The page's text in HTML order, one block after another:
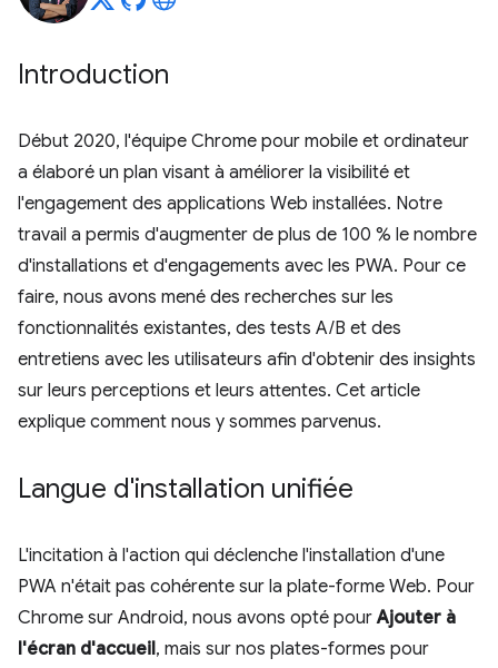
Introduction
Début 2020, l'équipe Chrome pour mobile et ordinateur
a élaboré un plan visant à améliorer la visibilité et
l'engagement des applications Web installées. Notre
travail a permis d'augmenter de plus de 100 % le nombre
d'installations et d'engagements avec les PWA. Pour ce
faire, nous avons mené des recherches sur les
fonctionnalités existantes, des tests A/B et des
entretiens avec les utilisateurs afin d'obtenir des insights
sur leurs perceptions et leurs attentes. Cet article
explique comment nous y sommes parvenus.
Langue d'installation unifiée
L'incitation à l'action qui déclenche l'installation d'une
PWA n'était pas cohérente sur la plate-forme Web. Pour
Chrome sur Android, nous avons opté pourAjouter à
l'écran d'accueil, mais sur nos plates-formes pour